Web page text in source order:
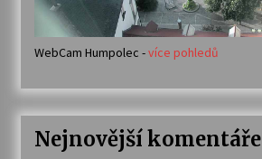
WebCam Humpolec -více pohledů
Nejnovější komentáře